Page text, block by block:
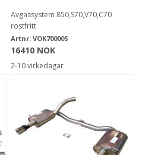
Avgassystem 850,S70,V70,C70
rostfritt
Artnr: VOK70000S
16410 NOK
2-10 virkedagar